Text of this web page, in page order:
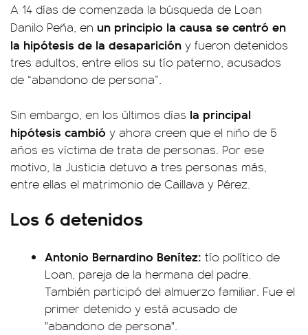
A 14 días de comenzada la búsqueda de Loan
Danilo Peña, en un principio la causa se centró en
la hipótesis de la desaparición y fueron detenidos
tres adultos, entre ellos su tío paterno, acusados
de “abandono de persona”.
Sin embargo, en los últimos días la principal
hipótesis cambió y ahora creen que el niño de 5
años es víctima de trata de personas. Por ese
motivo, la Justicia detuvo a tres personas más,
entre ellas el matrimonio de Caillava y Pérez.
Los 6 detenidos
Antonio Bernardino Benítez: tío político de
Loan, pareja de la hermana del padre.
También participó del almuerzo familiar. Fue el
primer detenido y está acusado de
"abandono de persona".